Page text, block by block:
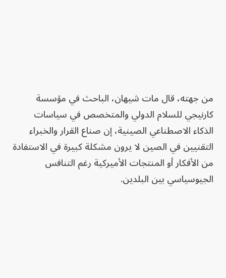
من جهته، قال مات شيهان، الباحث في مؤسسة
كارنيجي للسلام الدولي والمتخصص في سياسات
الذكاء الاصطناعي الصينية، إن صناع القرار والخبراء
التقنيين في الصين لا يرون مشكلة كبيرة في الاستفادة
من الأفكار أو المنتجات الأميركية رغم التنافس
الجيوسياسي بين البلدين.